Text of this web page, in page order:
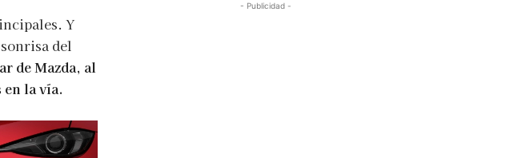
Y
del
de Mazda, al
en la vía.
- Publicidad -